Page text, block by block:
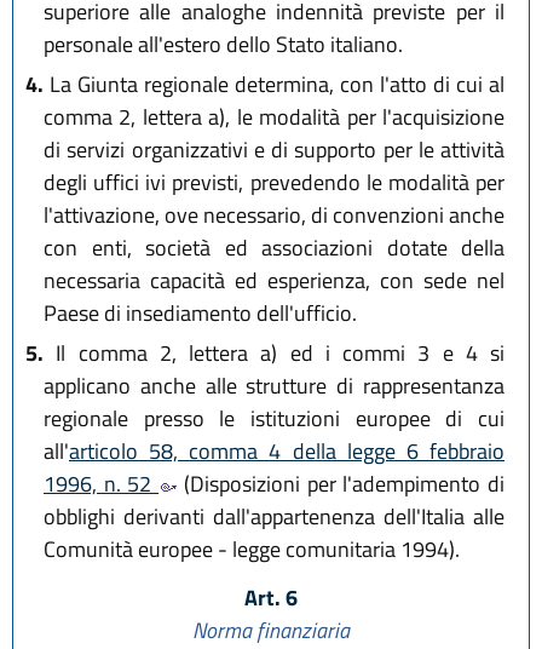
superiore alle analoghe indennità previste per il
personale all'estero dello Stato italiano.
4. La Giunta regionale determina, con l'atto di cui al
comma 2, lettera a), le modalità per l'acquisizione
di servizi organizzativi e di supporto per le attività
degli uffici ivi previsti, prevedendo le modalità per
l'attivazione, ove necessario, di convenzioni anche
con enti, società ed associazioni dotate della
necessaria capacità ed esperienza, con sede nel
Paese di insediamento dell'ufficio.
5. Il comma 2, lettera a) ed i commi 3 e 4 si
applicano anche alle strutture di rappresentanza
regionale presso le istituzioni europee di cui
all'articolo 58, comma 4 della legge 6 febbraio
1996, n. 52
(Disposizioni per l'adempimento di
obblighi derivanti dall'appartenenza dell'Italia alle
Comunità europee - legge comunitaria 1994).
Art. 6
Norma finanziaria